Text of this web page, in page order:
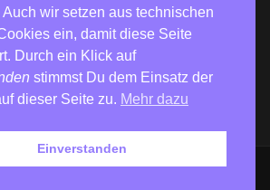
Auch wir setzen aus technischen
ein, damit diese Seite
Durch ein Klick auf
stimmst Du dem Einsatz der
dieser Seite zu. Mehr dazu
Einverstanden